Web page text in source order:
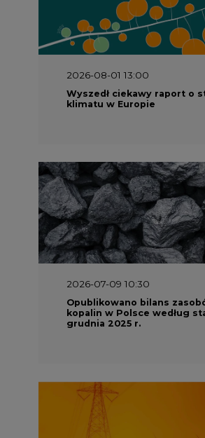
2026-08-01 13:00
Wyszedł ciekawy raport o
klimatu w Europie
2026-07-09 10:30
Opublikowano bilans
kopalin w Polsce według
grudnia 2025 r.